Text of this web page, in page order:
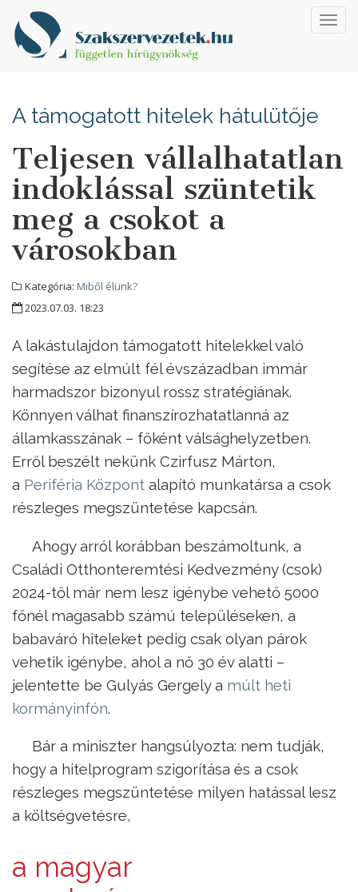
A támogatott hitelek hátulütője
Teljesen vállalhatatlan
indoklással szüntetik
meg a csokot a
városokban
Kategória: Miből élünk?
2023.07.03. 18:23
A lakástulajdon támogatott hitelekkel való
segítése az elmúlt fél évszázadban immár
harmadszor bizonyul rossz stratégiának.
Könnyen válhat finanszírozhatatlanná az
államkasszának – főként válsághelyzetben.
Erről beszélt nekünk Czirfusz Márton,
a Periféria Központ alapító munkatársa a csok
részleges megszüntetése kapcsán.
Ahogy arról korábban beszámoltunk, a
Családi Otthonteremtési Kedvezmény (csok)
2024-től már nem lesz igénybe vehető 5000
főnél magasabb számú településeken, a
babaváró hiteleket pedig csak olyan párok
vehetik igénybe, ahol a nő 30 év alatti –
jelentette be Gulyás Gergely a múlt heti
kormányinfón.
Bár a miniszter hangsúlyozta: nem tudják,
hogy a hitelprogram szigorítása és a csok
részleges megszüntetése milyen hatással lesz
a költségvetésre,
a magyar